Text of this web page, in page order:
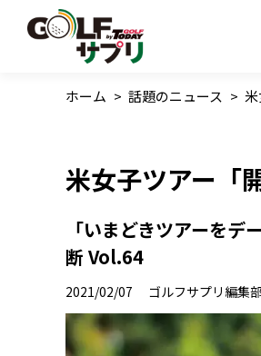
ホーム > 話題のニュース >
米女子ツアー「
「いまどきツアーを
断 Vol.64
2021/02/07 ゴルフサプリ編集部